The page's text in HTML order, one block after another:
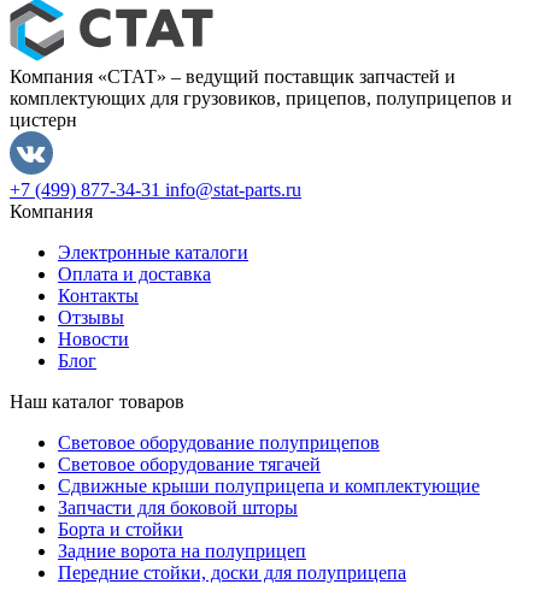
Компания «СТАТ» – ведущий поставщик запчастей и
комплектующих для грузовиков, прицепов, полуприцепов и
цистерн
+7 (499) 877-34-31 info@stat-parts.ru
Компания
Электронные каталоги
Оплата и доставка
Контакты
Отзывы
Новости
Блог
Наш каталог товаров
Световое оборудование полуприцепов
Световое оборудование тягачей
Сдвижные крыши полуприцепа и комплектующие
Запчасти для боковой шторы
Борта и стойки
Задние ворота на полуприцеп
Передние стойки, доски для полуприцепа